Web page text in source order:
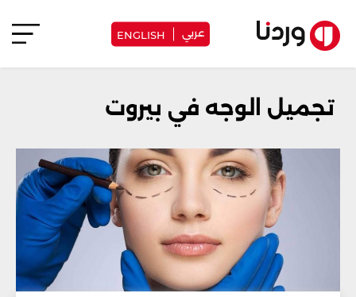
عربي ENGLISH
تجميل الوجه في بيروت